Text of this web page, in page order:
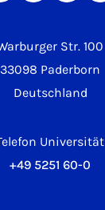
Str. 100
33098 Paderborn
Deutschland
Universität
+49 5251 60-0